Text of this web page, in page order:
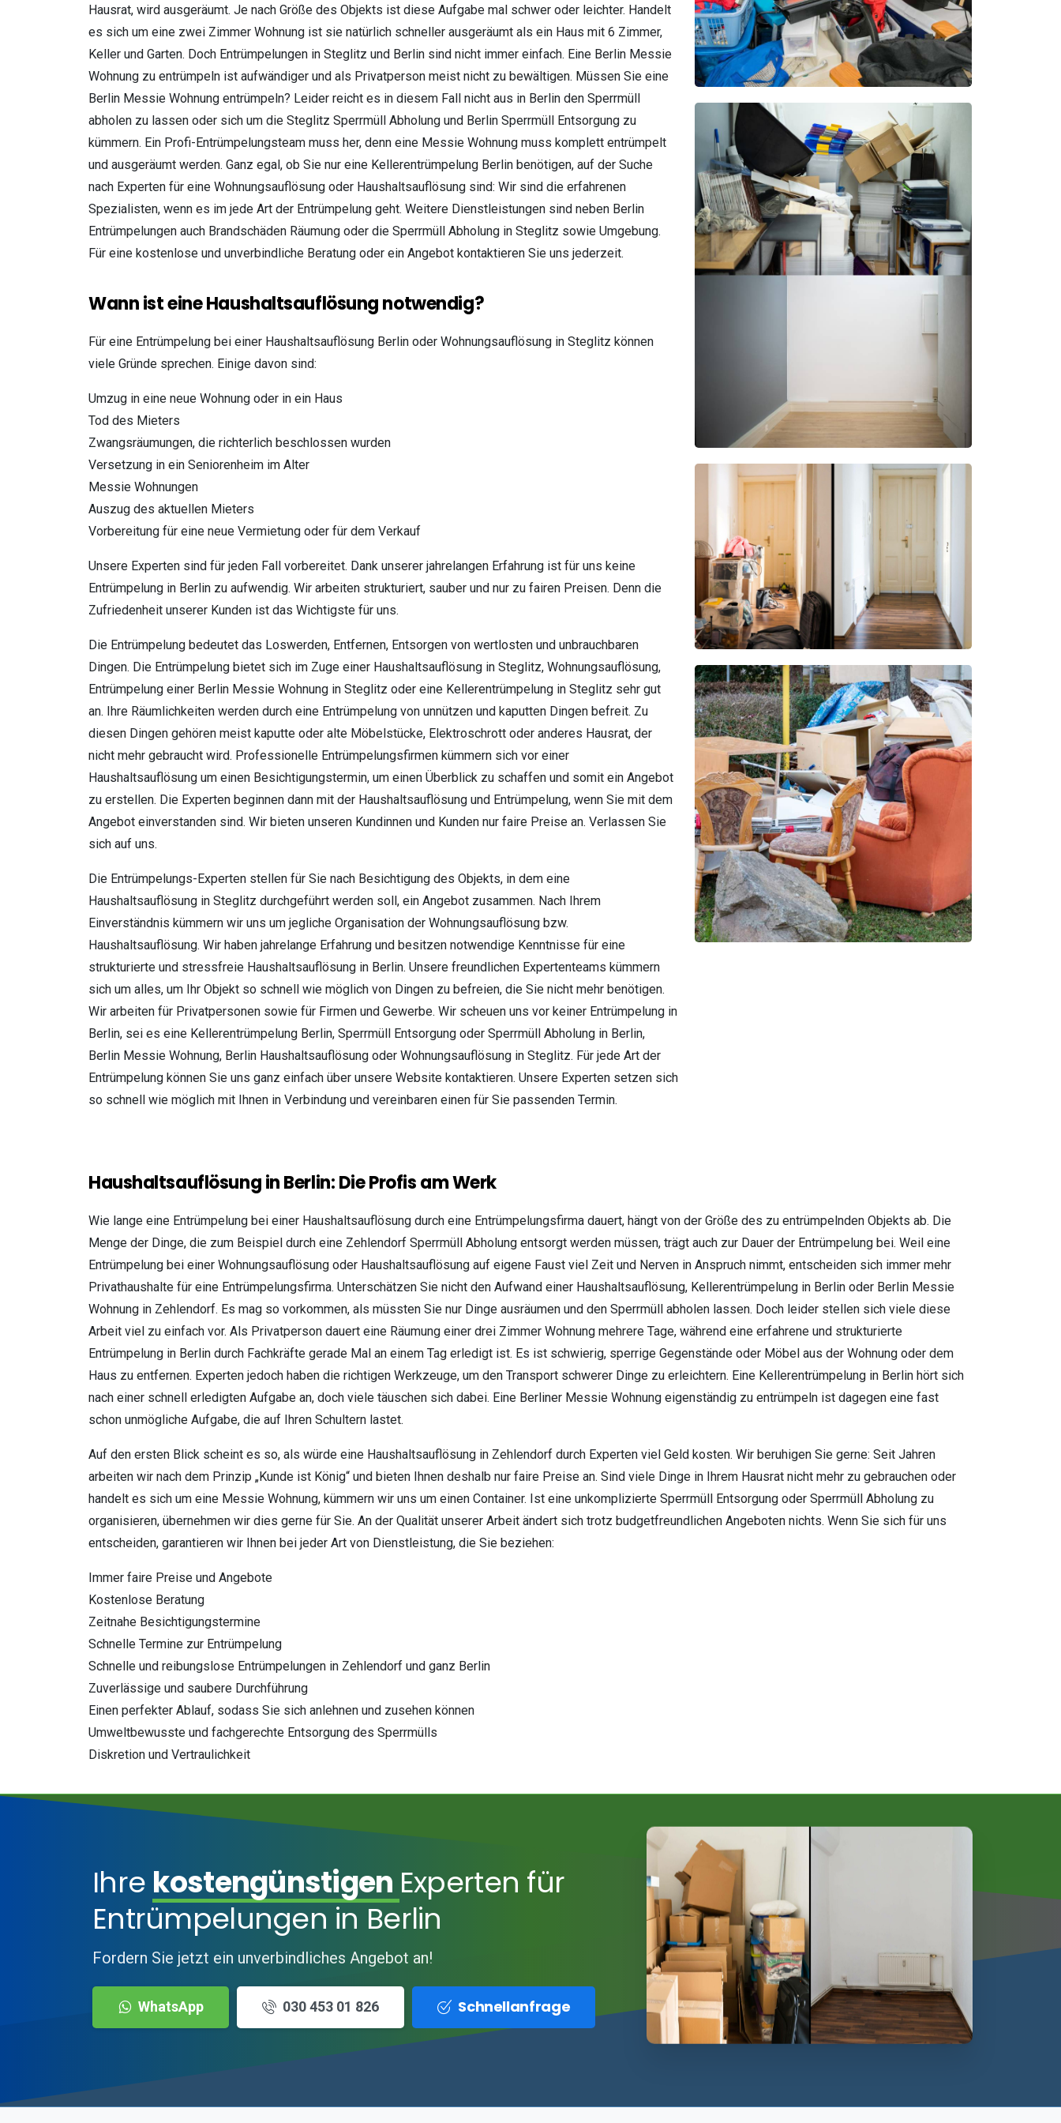
Hausrat, wird ausgeräumt. Je nach Größe des Objekts ist diese Aufgabe mal schwer oder leichter. Handelt
es sich um eine zwei Zimmer Wohnung ist sie natürlich schneller ausgeräumt als ein Haus mit 6 Zimmer,
Keller und Garten. Doch Entrümpelungen in Steglitz und Berlin sind nicht immer einfach. Eine Berlin Messie
Wohnung zu entrümpeln ist aufwändiger und als Privatperson meist nicht zu bewältigen. Müssen Sie eine
Berlin Messie Wohnung entrümpeln? Leider reicht es in diesem Fall nicht aus in Berlin den Sperrmüll
abholen zu lassen oder sich um die Steglitz Sperrmüll Abholung und Berlin Sperrmüll Entsorgung zu
kümmern. Ein Profi-Entrümpelungsteam muss her, denn eine Messie Wohnung muss komplett entrümpelt
und ausgeräumt werden. Ganz egal, ob Sie nur eine Kellerentrümpelung Berlin benötigen, auf der Suche
nach Experten für eine Wohnungsauflösung oder Haushaltsauflösung sind: Wir sind die erfahrenen
Spezialisten, wenn es im jede Art der Entrümpelung geht. Weitere Dienstleistungen sind neben Berlin
Entrümpelungen auch Brandschäden Räumung oder die Sperrmüll Abholung in Steglitz sowie Umgebung.
Für eine kostenlose und unverbindliche Beratung oder ein Angebot kontaktieren Sie uns jederzeit.
Wann ist eine Haushaltsauflösung notwendig?
Für eine Entrümpelung bei einer Haushaltsauflösung Berlin oder Wohnungsauflösung in Steglitz können
viele Gründe sprechen. Einige davon sind:
Umzug in eine neue Wohnung oder in ein Haus
Tod des Mieters
Zwangsräumungen, die richterlich beschlossen wurden
Versetzung in ein Seniorenheim im Alter
Messie Wohnungen
Auszug des aktuellen Mieters
Vorbereitung für eine neue Vermietung oder für dem Verkauf
Unsere Experten sind für jeden Fall vorbereitet. Dank unserer jahrelangen Erfahrung ist für uns keine
Entrümpelung in Berlin zu aufwendig. Wir arbeiten strukturiert, sauber und nur zu fairen Preisen. Denn die
Zufriedenheit unserer Kunden ist das Wichtigste für uns.
Die Entrümpelung bedeutet das Loswerden, Entfernen, Entsorgen von wertlosten und unbrauchbaren
Dingen. Die Entrümpelung bietet sich im Zuge einer Haushaltsauflösung in Steglitz, Wohnungsauflösung,
Entrümpelung einer Berlin Messie Wohnung in Steglitz oder eine Kellerentrümpelung in Steglitz sehr gut
an. Ihre Räumlichkeiten werden durch eine Entrümpelung von unnützen und kaputten Dingen befreit. Zu
diesen Dingen gehören meist kaputte oder alte Möbelstücke, Elektroschrott oder anderes Hausrat, der
nicht mehr gebraucht wird. Professionelle Entrümpelungsfirmen kümmern sich vor einer
Haushaltsauflösung um einen Besichtigungstermin, um einen Überblick zu schaffen und somit ein Angebot
zu erstellen. Die Experten beginnen dann mit der Haushaltsauflösung und Entrümpelung, wenn Sie mit dem
Angebot einverstanden sind. Wir bieten unseren Kundinnen und Kunden nur faire Preise an. Verlassen Sie
sich auf uns.
Die Entrümpelungs-Experten stellen für Sie nach Besichtigung des Objekts, in dem eine
Haushaltsauflösung in Steglitz durchgeführt werden soll, ein Angebot zusammen. Nach Ihrem
Einverständnis kümmern wir uns um jegliche Organisation der Wohnungsauflösung bzw.
Haushaltsauflösung. Wir haben jahrelange Erfahrung und besitzen notwendige Kenntnisse für eine
strukturierte und stressfreie Haushaltsauflösung in Berlin. Unsere freundlichen Expertenteams kümmern
sich um alles, um Ihr Objekt so schnell wie möglich von Dingen zu befreien, die Sie nicht mehr benötigen.
Wir arbeiten für Privatpersonen sowie für Firmen und Gewerbe. Wir scheuen uns vor keiner Entrümpelung in
Berlin, sei es eine Kellerentrümpelung Berlin, Sperrmüll Entsorgung oder Sperrmüll Abholung in Berlin,
Berlin Messie Wohnung, Berlin Haushaltsauflösung oder Wohnungsauflösung in Steglitz. Für jede Art der
Entrümpelung können Sie uns ganz einfach über unsere Website kontaktieren. Unsere Experten setzen sich
so schnell wie möglich mit Ihnen in Verbindung und vereinbaren einen für Sie passenden Termin.
Haushaltsauflösung in Berlin: Die Profis am Werk
Wie lange eine Entrümpelung bei einer Haushaltsauflösung durch eine Entrümpelungsfirma dauert, hängt von der Größe des zu entrümpelnden Objekts ab. Die
Menge der Dinge, die zum Beispiel durch eine Zehlendorf Sperrmüll Abholung entsorgt werden müssen, trägt auch zur Dauer der Entrümpelung bei. Weil eine
Entrümpelung bei einer Wohnungsauflösung oder Haushaltsauflösung auf eigene Faust viel Zeit und Nerven in Anspruch nimmt, entscheiden sich immer mehr
Privathaushalte für eine Entrümpelungsfirma. Unterschätzen Sie nicht den Aufwand einer Haushaltsauflösung, Kellerentrümpelung in Berlin oder Berlin Messie
Wohnung in Zehlendorf. Es mag so vorkommen, als müssten Sie nur Dinge ausräumen und den Sperrmüll abholen lassen. Doch leider stellen sich viele diese
Arbeit viel zu einfach vor. Als Privatperson dauert eine Räumung einer drei Zimmer Wohnung mehrere Tage, während eine erfahrene und strukturierte
Entrümpelung in Berlin durch Fachkräfte gerade Mal an einem Tag erledigt ist. Es ist schwierig, sperrige Gegenstände oder Möbel aus der Wohnung oder dem
Haus zu entfernen. Experten jedoch haben die richtigen Werkzeuge, um den Transport schwerer Dinge zu erleichtern. Eine Kellerentrümpelung in Berlin hört sich
nach einer schnell erledigten Aufgabe an, doch viele täuschen sich dabei. Eine Berliner Messie Wohnung eigenständig zu entrümpeln ist dagegen eine fast
schon unmögliche Aufgabe, die auf Ihren Schultern lastet.
Auf den ersten Blick scheint es so, als würde eine Haushaltsauflösung in Zehlendorf durch Experten viel Geld kosten. Wir beruhigen Sie gerne: Seit Jahren
arbeiten wir nach dem Prinzip „Kunde ist König“ und bieten Ihnen deshalb nur faire Preise an. Sind viele Dinge in Ihrem Hausrat nicht mehr zu gebrauchen oder
handelt es sich um eine Messie Wohnung, kümmern wir uns um einen Container. Ist eine unkomplizierte Sperrmüll Entsorgung oder Sperrmüll Abholung zu
organisieren, übernehmen wir dies gerne für Sie. An der Qualität unserer Arbeit ändert sich trotz budgetfreundlichen Angeboten nichts. Wenn Sie sich für uns
entscheiden, garantieren wir Ihnen bei jeder Art von Dienstleistung, die Sie beziehen:
Immer faire Preise und Angebote
Kostenlose Beratung
Zeitnahe Besichtigungstermine
Schnelle Termine zur Entrümpelung
Schnelle und reibungslose Entrümpelungen in Zehlendorf und ganz Berlin
Zuverlässige und saubere Durchführung
Einen perfekter Ablauf, sodass Sie sich anlehnen und zusehen können
Umweltbewusste und fachgerechte Entsorgung des Sperrmülls
Diskretion und Vertraulichkeit
Ihre kostengünstigen Experten für
Entrümpelungen in Berlin
Fordern Sie jetzt ein unverbindliches Angebot an!
WhatsApp 030 453 01 826 Schnellanfrage